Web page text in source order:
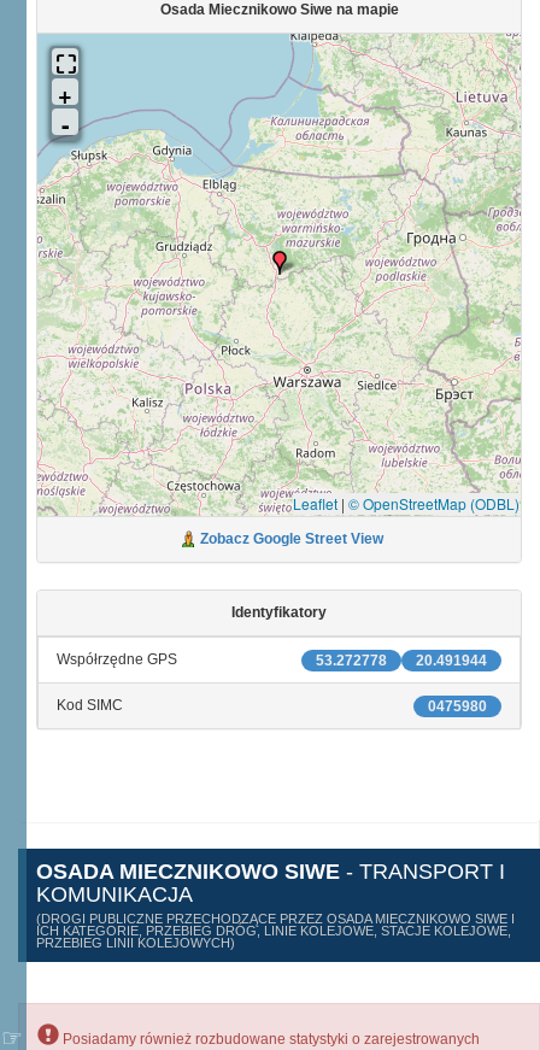
Osada Miecznikowo Siwe na mapie
Leaflet | © OpenStreetMap (ODBL)
Zobacz Google Street View
Identyfikatory
20.491944
53.272778
Współrzędne GPS
0475980
Kod SIMC
OSADA MIECZNIKOWO SIWE - TRANSPORT I
KOMUNIKACJA
(DROGI PUBLICZNE PRZECHODZĄCE PRZEZ OSADA MIECZNIKOWO SIWE I
ICH KATEGORIE, PRZEBIEG DRÓG, LINIE KOLEJOWE, STACJE KOLEJOWE,
PRZEBIEG LINII KOLEJOWYCH)
Posiadamy również rozbudowane statystyki o zarejestrowanych